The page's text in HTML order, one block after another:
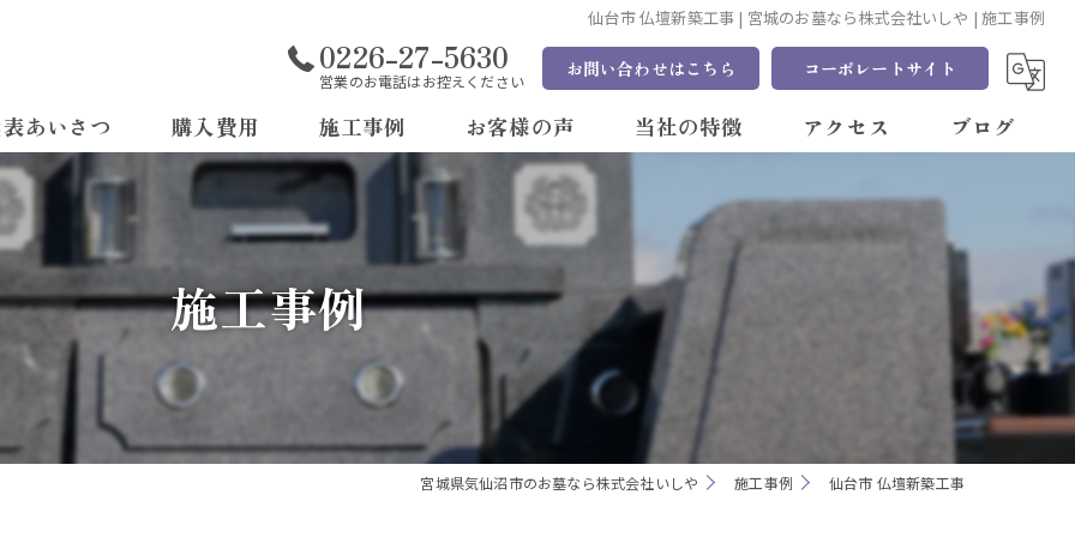
仙台市 仏壇新築工事 | 宮城のお墓なら株式会社いしや | 施工事例
0226-27-5630
営業のお電話はお控えください
お問い合わせはこちら コーポレートサイト
あいさつ 購入費用 施工事例 お客様の声
よくある質問
当社の特徴
販売
文字
オーダー
仏壇
アクセス ブログ
コラム
施工事例
宮城県気仙沼市のお墓なら株式会社いしや 施工事例 仙台市 仏壇新築工事